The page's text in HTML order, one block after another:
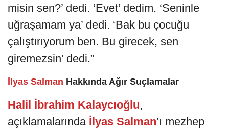
misin sen?’ dedi. ‘Evet’ dedim. ‘Seninle
uğraşamam ya’ dedi. ‘Bak bu çocuğu
çalıştırıyorum ben. Bu girecek, sen
giremezsin’ dedi.”
İlyas Salman Hakkında Ağır Suçlamalar
Halil İbrahim Kalaycıoğlu,
açıklamalarında İlyas Salman’ı mezhep